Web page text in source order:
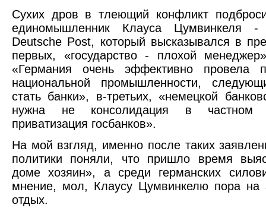
Сухих дров в тлеющий конфликт
единомышленник Клауса Цумвинкеля -
Deutsche Post, который высказывался в
первых, «государство - плохой
«Германия очень эффективно провела
национальной промышленности,
стать банки», в-третьих, «немецкой
нужна не консолидация в частном
приватизация госбанков».
На мой взгляд, именно после таких
политики поняли, что пришло время
доме хозяин», а среди германских
мнение, мол, Клаусу Цумвинкелю пора на
отдых.